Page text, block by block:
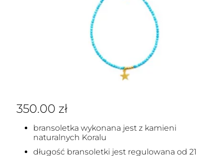
350.00 zł
bransoletka wykonana jest z kamieni
naturalnych Koralu
długość bransoletki jest regulowana od 21